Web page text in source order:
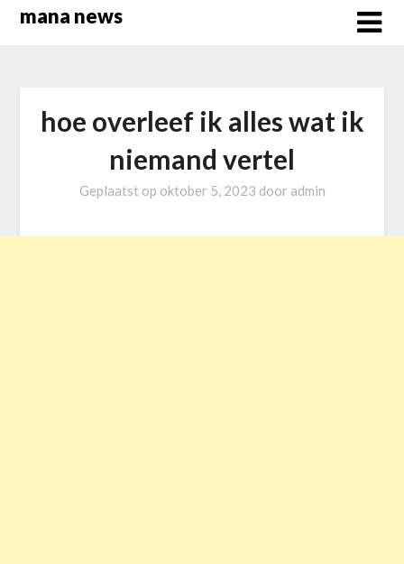
Overslaan
mana news
hoe overleef ik alles wat ik
niemand vertel
Geplaatst op oktober 5, 2023 door admin